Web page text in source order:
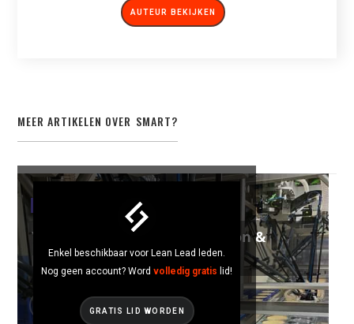
AUTEUR BEKIJKEN
MEER ARTIKELEN OVER SMART?
Yummy Bakeries – Automation &
Digitalisation!
Enkel beschikbaar voor Lean Lead leden.
Nog geen account? Wordvolledig gratis lid!
GRATIS LID WORDEN